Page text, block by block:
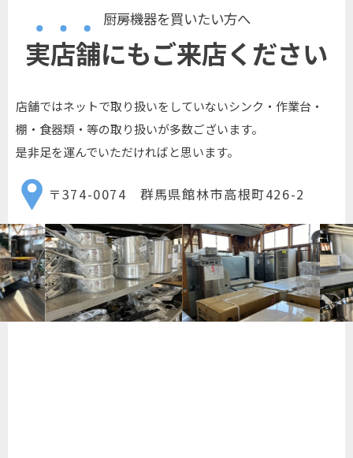
厨房機器を買いたい方へ
実店舗にもご来店ください
店舗ではネットで取り扱いをしていないシンク・作業台・
棚・食器類・等の取り扱いが多数ございます。
是非足を運んでいただければと思います。
〒374-0074 群馬県館林市高根町426-2